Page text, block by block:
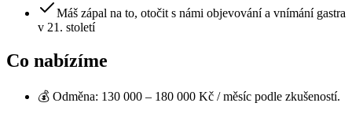
Máš zápal na to, otočit s námi objevování a vnímání gastra
v 21. století
Co nabízíme
💰 Odměna: 130 000 – 180 000 Kč / měsíc podle zkušeností.